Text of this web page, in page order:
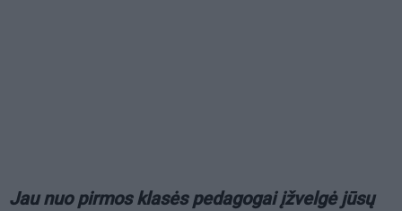
Jau nuo pirmos klasės pedagogai įžvelgė jūsų